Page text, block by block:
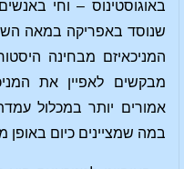
באוגוסטינוס – וחי
שנוסד באפריקה במאה
המניכאיזם מבחינה
מבקשים לאפיין את
אמורים יותר במכלול
במה שמציינים כיום באופן